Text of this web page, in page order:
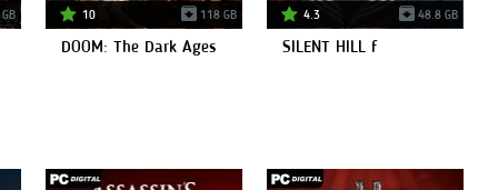
10 118 GB
DOOM: The Dark Ages
4.3 48.8 GB
SILENT HILL f